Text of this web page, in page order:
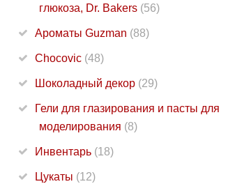
глюкоза, Dr. Bakers (56)
Ароматы Guzman (88)
Chocovic (48)
Шоколадный декор (29)
Гели для глазирования и пасты для
моделирования (8)
Инвентарь (18)
Цукаты (12)